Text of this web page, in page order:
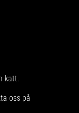
katt.
oss på